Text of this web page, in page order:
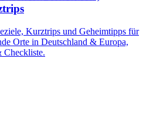
Kurztrips und Geheimtipps für
Orte in Deutschland & Europa,
Checkliste.